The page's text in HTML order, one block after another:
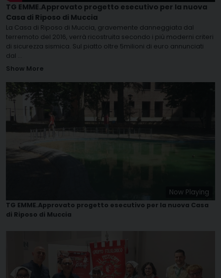
TG EMME.Approvato progetto esecutivo per la nuova
Casa di Riposo di Muccia
La Casa di Riposo di Muccia, gravemente danneggiata dal
terremoto del 2016, verrà ricostruita secondo i più moderni criteri
di sicurezza sismica. Sul piatto oltre 5milioni di euro annunciati
dal ...
Show More
Now Playing
TG EMME.Approvato progetto esecutivo per la nuova Casa
di Riposo di Muccia